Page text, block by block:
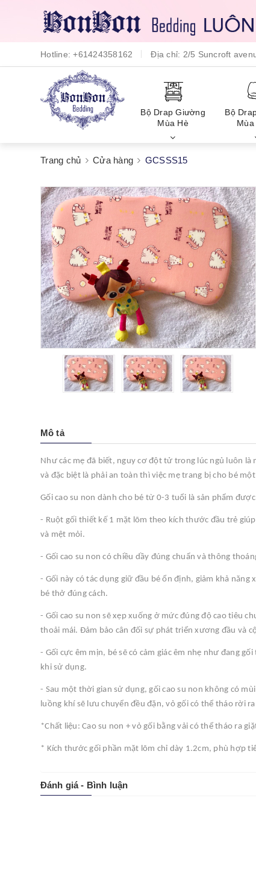
Hotline:+61424358162 Địa chỉ: 2/5 Suncroft
Bộ Drap Giường
Mùa Hè
Bộ
Trang chủ Cửa hàng GCSSS15
Mô tả
Như các mẹ đã biết, nguy cơ đột tử trong lúc ngủ luôn
và đặc biệt là phải an toàn thì việc mẹ trang bị cho bé
Gối cao su non dành cho bé từ 0-3 tuổi là sản phẩm
- Ruột gối thiết kế 1 mặt lõm theo kích thước đầu trẻ
và mệt mỏi.
- Gối cao su non có chiều dầy đúng chuẩn và thông
- Gối này có tác dụng giữ đầu bé ổn định, giảm khả
bé thở đúng cách.
- Gối cao su non sẽ xẹp xuống ở mức đúng độ cao tiêu
thoải mái. Đảm bảo cân đối sự phát triển xương đầu và
- Gối cực êm mịn, bé sẽ có cảm giác êm nhẹ như đang
khi sử dụng.
- Sau một thời gian sử dụng, gối cao su non không có
luồng khí sẽ lưu chuyển đều đặn, vỏ gối có thể tháo rời
*Chất liệu: Cao su non + vỏ gối bằng vải có thể tháo ra
* Kích thước gối phần mặt lõm chỉ dày 1.2cm, phù hợp
Đánh giá - Bình luận